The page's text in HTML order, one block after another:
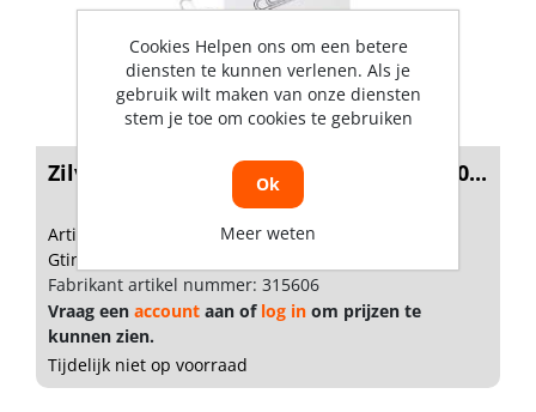
Zilvesta Paperclips R2 staal set van 100...
Artikelnummer: 1975518
Gtin:
Fabrikant artikel nummer: 315606
Vraag een account aan of log in om prijzen te
kunnen zien.
Tijdelijk niet op voorraad
Cookies Helpen ons om een betere
diensten te kunnen verlenen. Als je
gebruik wilt maken van onze diensten
stem je toe om cookies te gebruiken
Ok
Meer weten